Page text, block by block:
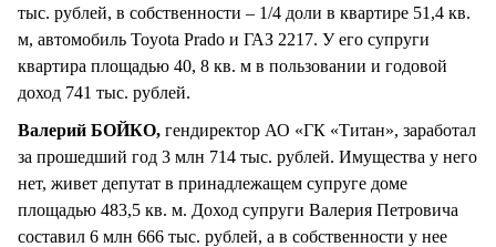
тыс. рублей, в собственности – 1/4 доли в квартире 51,4 кв.
м, автомобиль Toyota Prado и ГАЗ 2217. У его супруги
квартира площадью 40, 8 кв. м в пользовании и годовой
доход 741 тыс. рублей.
Валерий БОЙКО, гендиректор АО «ГК «Титан», заработал
за прошедший год 3 млн 714 тыс. рублей. Имущества у него
нет, живет депутат в принадлежащем супруге доме
площадью 483,5 кв. м. Доход супруги Валерия Петровича
составил 6 млн 666 тыс. рублей, а в собственности у нее